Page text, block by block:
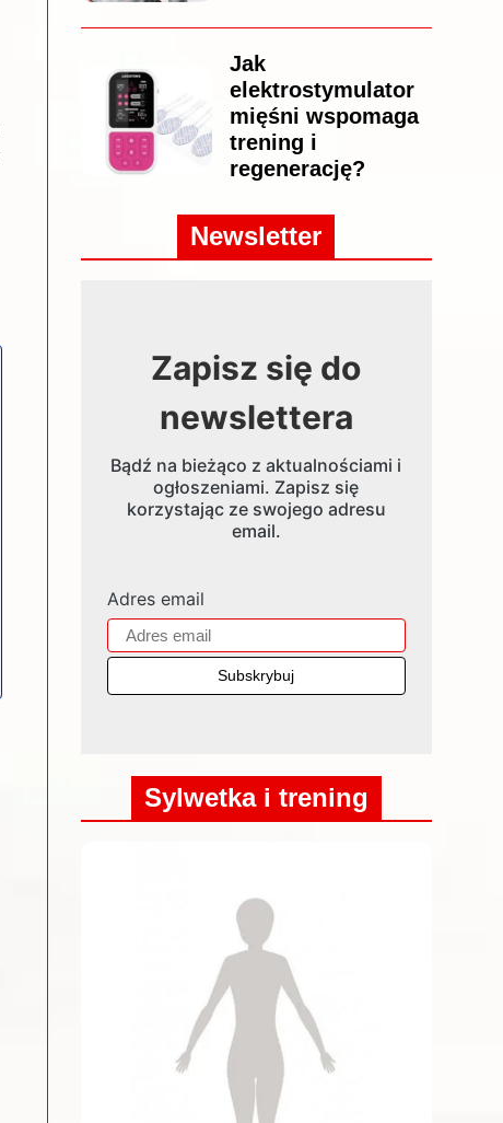
Jak
elektrostymulator
mięśni wspomaga
trening i
regenerację?
Newsletter
Zapisz się do
newslettera
Bądź na bieżąco z aktualnościami i
ogłoszeniami. Zapisz się
korzystając ze swojego adresu
email.
Adres email
Sylwetka i trening